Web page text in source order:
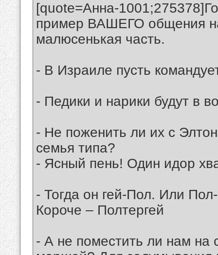
[quote=Анна-
пример ВАШЕГО общения
малюсенькая часть.
- В Израиле пусть
- Педики и нарики будут в
- Не поженить ли их с
семья типа?
- Ясный пень! Один идор
- Тогда он гей-Пол. Или
Короче – Полтергей
- А не поместить ли нам на